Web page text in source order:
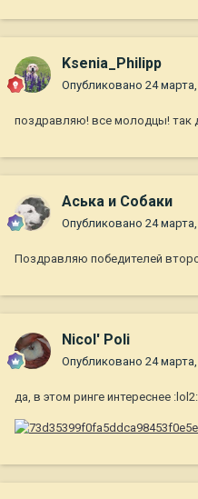
Ksenia_Philipp
Опубликовано 24
поздравляю! все молодцы! так
Аська и Собаки
Опубликовано 24
Поздравляю победителей
Nicol' Poli
Опубликовано 24
да, в этом ринге интереснее :lol2: